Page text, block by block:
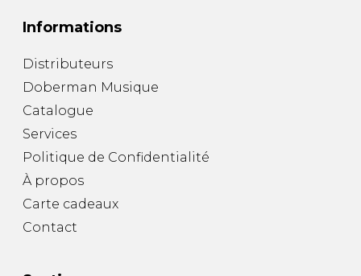
Informations
Distributeurs
Doberman Musique
Catalogue
Services
Politique de Confidentialité
À propos
Carte cadeaux
Contact